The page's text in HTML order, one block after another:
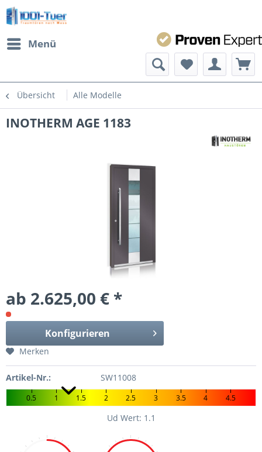
Menü
Übersicht Alle Modelle
INOTHERM AGE 1183
ab 2.625,00 € *
Konfigurieren
Merken
Artikel-Nr.: SW11008
0.5 1 1.5 2 2.5 3 3.5 4 4.5
Ud Wert: 1.1